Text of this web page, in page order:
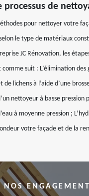
processus de
pour nettoyer votre
le type de matériaux
JC Rénovation, les
suit : L’élimination des
de lichens à l’aide d’une
nettoyeur à basse pression
à moyenne pression ;
votre façade et de la
NOS